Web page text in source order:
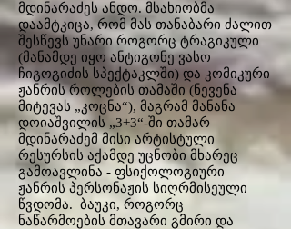
მდინარაძეს ანდო. მსახიობმა
დაამტკიცა, რომ მას თანაბარი ძალით
შესწევს უნარი როგორც ტრაგიკული
(მანამდე იყო ანტიგონე ვასო
ჩიგოგიძის სპექტაკლში) და კომიკური
ჟანრის როლების თამაში (ნევენა
მიტევას „კოცნა“), მაგრამ მანანა
დოიაშვილის „3+3“-ში თამარ
მდინარაძემ მისი არტისტული
რესურსის აქამდე უცნობი მხარეც
გამოავლინა - ფსიქოლოგიური
ჟანრის პერსონაჟის სიღრმისეული
წვდომა. ბაუკი, როგორც
ნაწარმოების მთავარი გმირი და